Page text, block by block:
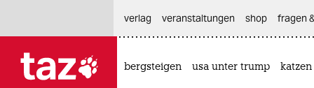
verlag
veranstaltungen shop fragen
bergsteigen usa unter trump katzen